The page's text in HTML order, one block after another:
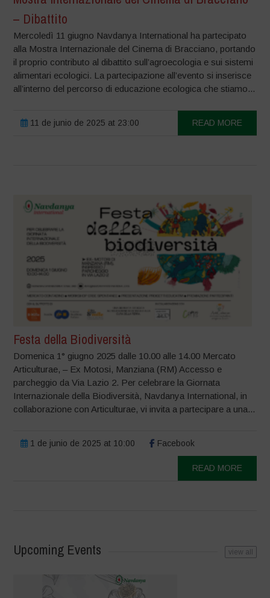
– Dibattito
Mercoledì 11 giugno Navdanya International ha partecipato
alla Mostra Internazionale del Cinema di Bracciano, portando
il proprio contributo al dibattito sull’agroecologia e sui sistemi
alimentari ecologici. La partecipazione all’evento si inserisce
all’interno del percorso di educazione ecologica che stiamo...
11 de junio de 2025 at 23:00 READ MORE
Festa della Biodiversità
Domenica 1° giugno 2025 dalle 10.00 alle 14.00 Mercato
Articulturae, – Ex Motosi, Manziana (RM) Accesso e
parcheggio da Via Lazio 2. Per celebrare la Giornata
Internazionale della Biodiversità, Navdanya International, in
collaborazione con Articulturae, vi invita a partecipare a una...
1 de junio de 2025 at 10:00 Facebook
READ MORE
Upcoming Events view all